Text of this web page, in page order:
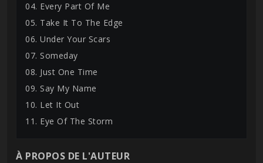
04. Every Part Of Me
05. Take It To The Edge
06. Under Your Scars
07. Someday
08. Just One Time
09. Say My Name
10. Let It Out
11. Eye Of The Storm
À PROPOS DE L'AUTEUR